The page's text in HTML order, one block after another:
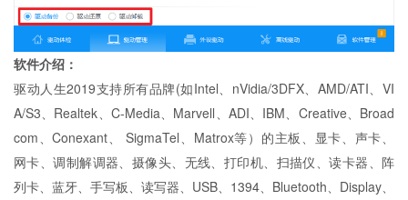
软件介绍：
驱动人生2019支持所有品牌(如Intel、nVidia/3DFX、AMD/ATI、VI
A/S3、Realtek、C-Media、Marvell、ADI、IBM、Creative、Broad
com、Conexant、 SigmaTel、Matrox等）的主板、显卡、声卡、
网卡、调制解调器、摄像头、无线、打印机、扫描仪、读卡器、阵
列卡、蓝牙、手写板、读写器、USB、1394、Bluetooth、Display、